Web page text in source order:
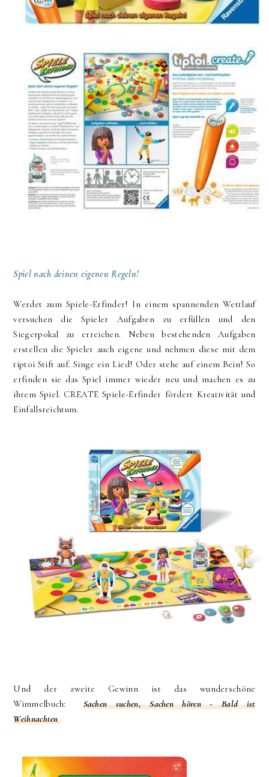
Spiel nach deinen eigenen Regeln!
Werdet zum Spiele-Erfinder! In einem spannenden Wettlauf
versuchen die Spieler Aufgaben zu erfüllen und den
Siegerpokal zu erreichen. Neben bestehenden Aufgaben
erstellen die Spieler auch eigene und nehmen diese mit dem
tiptoi Stift auf. Singe ein Lied! Oder stehe auf einem Bein! So
erfinden sie das Spiel immer wieder neu und machen es zu
ihrem Spiel. CREATE Spiele-Erfinder fördert Kreativität und
Einfallsreichtum.
Und der zweite Gewinn ist das wunderschöne
Wimmelbuch: Sachen suchen, Sachen hören - Bald ist
Weihnachten